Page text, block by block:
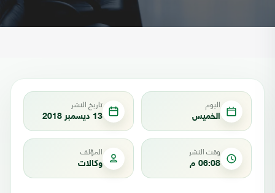
اليوم
الخميس
تاريخ النشر
13 ديسمبر 2018
وقت النشر
06:08 م
المؤلف
وكالات